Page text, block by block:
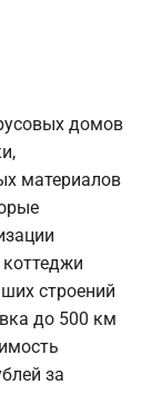
домов
материалов
строений
до 500 км
за